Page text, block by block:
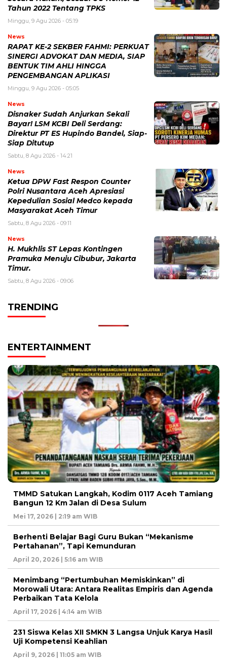
Tahun 2022 Tentang TPKS
Minggu, 9 Agu 2026 - 05:19
News
RAPAT KE-2 SEKBER FAHMI: PERKUAT
SINERGI ADVOKAT DAN MEDIA, SIAP
BENTUK TIM AHLI HINGGA
PENGEMBANGAN APLIKASI
Minggu, 9 Agu 2026 - 05:05
News
Disnaker Sudah Anjurkan Sekali
Bayar! LSM KCBI Deli Serdang:
Direktur PT ES Hupindo Bandel, Siap-
Siap Ditutup
Sabtu, 8 Agu 2026 - 14:21
News
Ketua DPW Fast Respon Counter
Polri Nusantara Aceh Apresiasi
Kepedulian Sosial Medco kepada
Masyarakat Aceh Timur
Sabtu, 8 Agu 2026 - 09:11
News
H. Mukhlis ST Lepas Kontingen
Pramuka Menuju Cibubur, Jakarta
Timur.
Sabtu, 8 Agu 2026 - 09:06
TRENDING
ENTERTAINMENT
TMMD Satukan Langkah, Kodim 0117 Aceh Tamiang
Bangun 12 Km Jalan di Desa Sulum
Mei 17, 2026 | 2:19 am WIB
Berhenti Belajar Bagi Guru Bukan “Mekanisme
Pertahanan”, Tapi Kemunduran
April 20, 2026 | 5:16 am WIB
Menimbang “Pertumbuhan Memiskinkan” di
Morowali Utara: Antara Realitas Empiris dan Agenda
Perbaikan Tata Kelola
April 17, 2026 | 4:14 am WIB
231 Siswa Kelas XII SMKN 3 Langsa Unjuk Karya Hasil
Uji Kompetensi Keahlian
April 9, 2026 | 11:05 am WIB